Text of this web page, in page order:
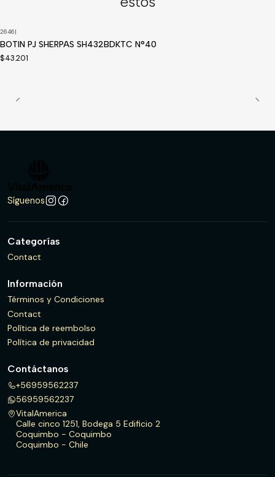
2646|
BOTIN PJ SHERPAS SH432BDKTC N°40
$43.201
Síguenos
Categorías
Contact
Información
Términos y Condiciones
Contact
Política de reembolso
Política de privacidad
Contáctanos
+56959562237
56959562237
VitalAmerica
Calle cinco 1251, Bodega 5 Edificio 2
Coquimbo - Coquimbo
Coquimbo - Chile